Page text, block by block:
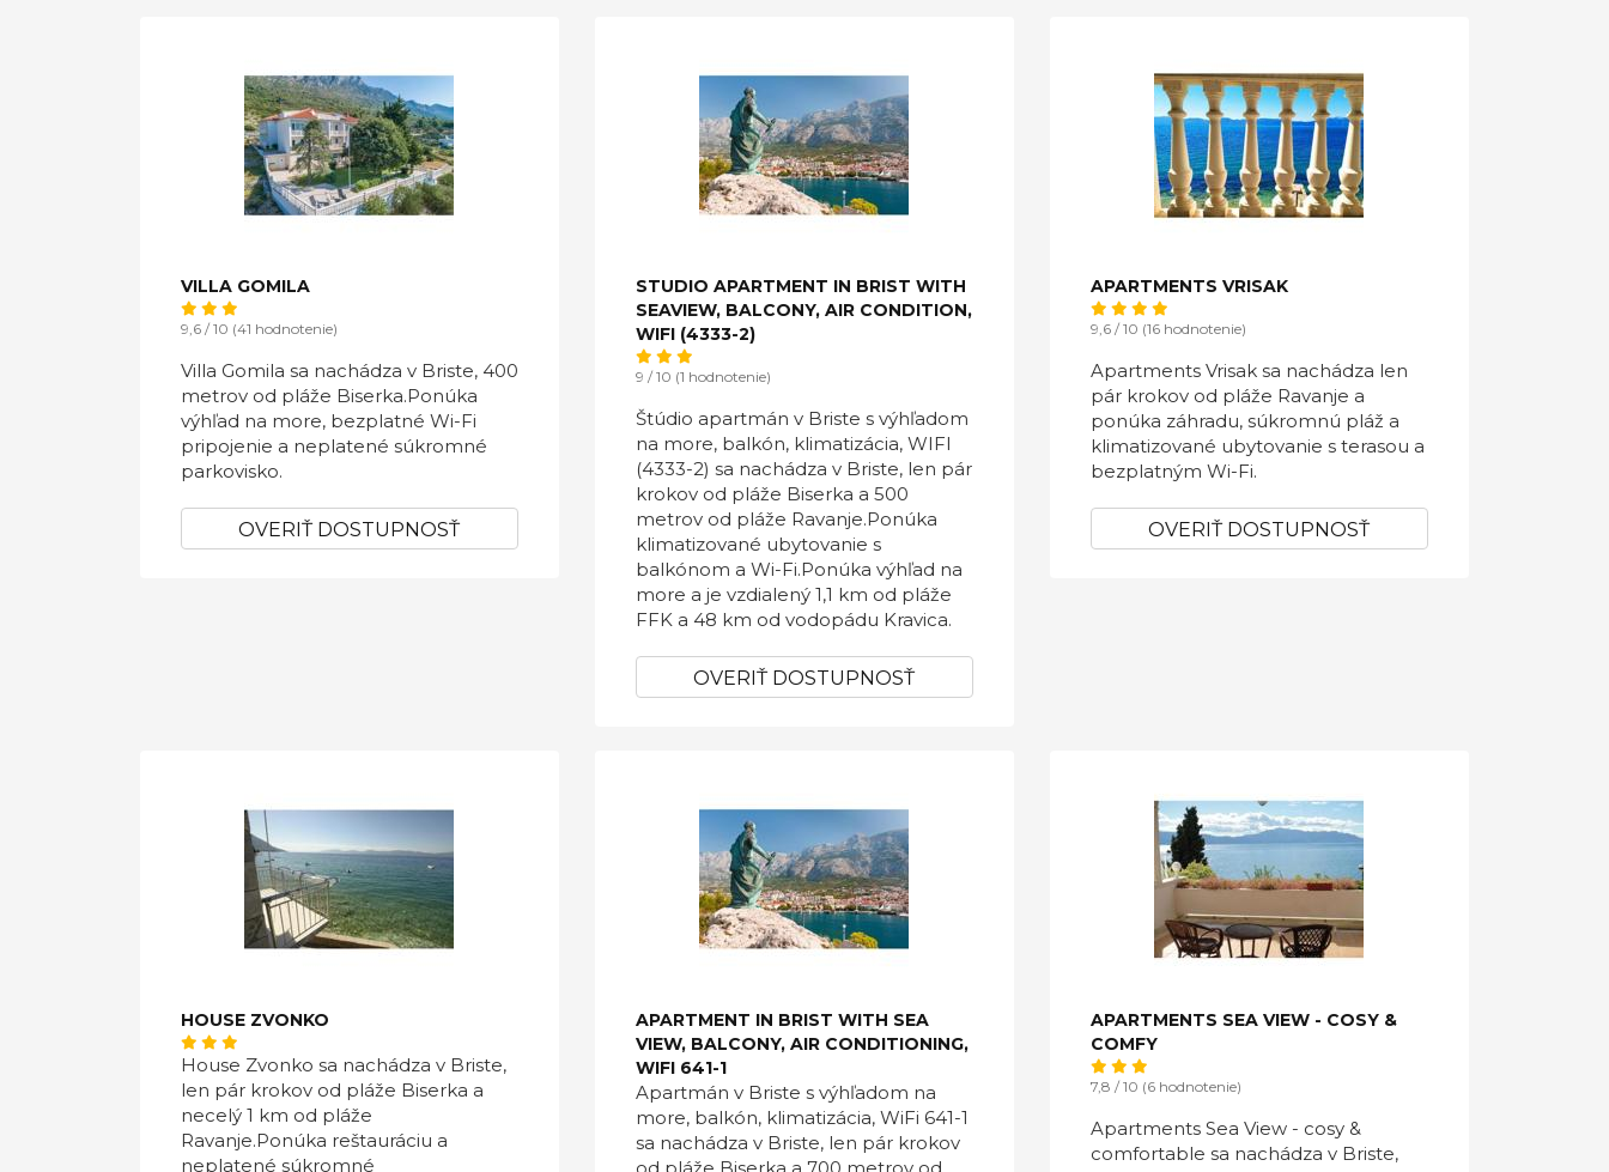
VILLA GOMILA
9,6 / 10 (41 hodnotenie)
Villa Gomila sa nachádza v Briste, 400
metrov od pláže Biserka.Ponúka
výhľad na more, bezplatné Wi-Fi
pripojenie a neplatené súkromné ​​
parkovisko.
OVERIŤ DOSTUPNOSŤ
STUDIO APARTMENT IN BRIST WITH
SEAVIEW, BALCONY, AIR CONDITION,
WIFI (4333-2)
9 / 10 (1 hodnotenie)
Štúdio apartmán v Briste s výhľadom
na more, balkón, klimatizácia, WIFI
(4333-2) sa nachádza v Briste, len pár
krokov od pláže Biserka a 500
metrov od pláže Ravanje.Ponúka
klimatizované ubytovanie s
balkónom a Wi-Fi.Ponúka výhľad na
more a je vzdialený 1,1 km od pláže
FFK a 48 km od vodopádu Kravica.
OVERIŤ DOSTUPNOSŤ
APARTMENTS VRISAK
9,6 / 10 (16 hodnotenie)
Apartments Vrisak sa nachádza len
pár krokov od pláže Ravanje a
ponúka záhradu, súkromnú pláž a
klimatizované ubytovanie s terasou a
bezplatným Wi-Fi.
OVERIŤ DOSTUPNOSŤ
HOUSE ZVONKO
House Zvonko sa nachádza v Briste,
len pár krokov od pláže Biserka a
necelý 1 km od pláže
Ravanje.Ponúka reštauráciu a
neplatené súkromné ​​
APARTMENT IN BRIST WITH SEA
VIEW, BALCONY, AIR CONDITIONING,
WIFI 641-1
Apartmán v Briste s výhľadom na
more, balkón, klimatizácia, WiFi 641-1
sa nachádza v Briste, len pár krokov
APARTMENTS SEA VIEW - COSY &
COMFY
7,8 / 10 (6 hodnotenie)
Apartments Sea View - cosy &
comfortable sa nachádza v Briste,